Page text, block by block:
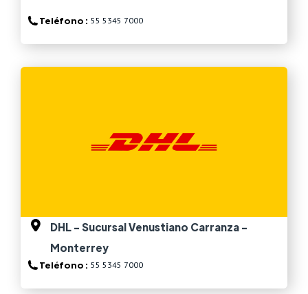
Teléfono : 55 5345 7000
DHL - Sucursal Venustiano Carranza -
Monterrey
Teléfono : 55 5345 7000